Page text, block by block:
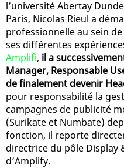
l’université Abertay
Paris, Nicolas Rieul a
professionnelle au sein
ses différentes
Amplifi, il a
Manager, Responsable
de finalement devenir
pour responsabilité la
campagnes de publicité
(Surikate et Numbate)
fonction, il reporte
directrice du pôle Display
d’Amplify.